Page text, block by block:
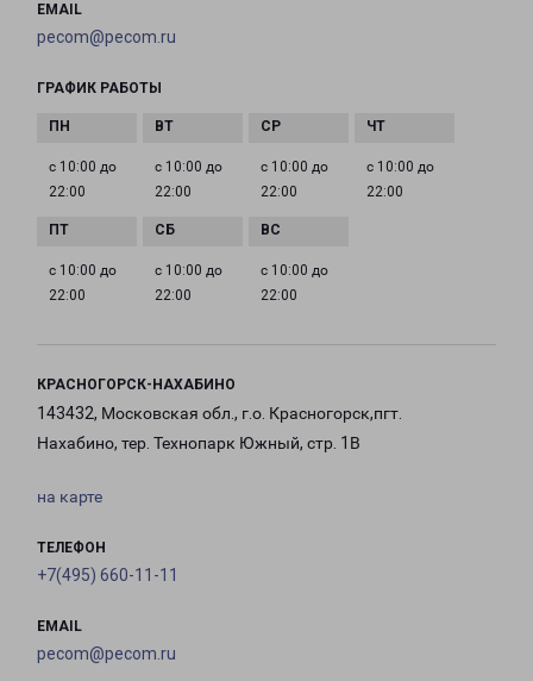
EMAIL
pecom@pecom.ru
ГРАФИК РАБОТЫ
с 10:00 до
22:00
с 10:00 до
22:00
с 10:00 до
22:00
с 10:00 до
22:00
с 10:00 до
22:00
с 10:00 до
22:00
с 10:00 до
22:00
КРАСНОГОРСК-НАХАБИНО
143432, Московская обл., г.о. Красногорск,пгт.
Нахабино, тер. Технопарк Южный, стр. 1В
на карте
ТЕЛЕФОН
+7(495) 660-11-11
EMAIL
pecom@pecom.ru